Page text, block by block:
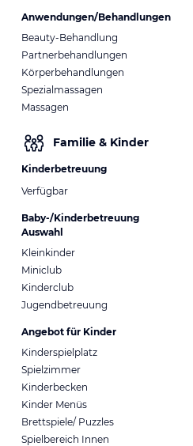
Anwendungen/Behandlungen
Beauty-Behandlung
Partnerbehandlungen
Körperbehandlungen
Spezialmassagen
Massagen
Familie & Kinder
Kinderbetreuung
Verfügbar
Baby-/Kinderbetreuung
Auswahl
Kleinkinder
Miniclub
Kinderclub
Jugendbetreuung
Angebot für Kinder
Kinderspielplatz
Spielzimmer
Kinderbecken
Kinder Menüs
Brettspiele/ Puzzles
Spielbereich Innen